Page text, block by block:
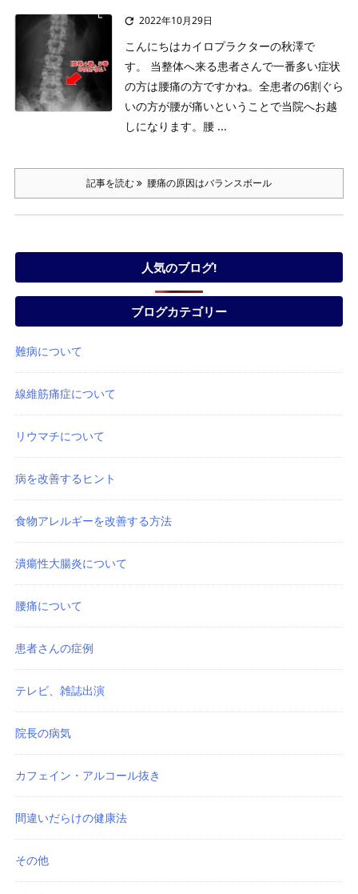
 2022年10月29日
こんにちはカイロプラクターの秋澤で
す。
当整体へ来る患者さんで一番多い症状
の方は腰痛の方ですかね。 全患者の6割ぐら
いの方が腰が痛いということで当院へお越
しになります。 腰 ...
記事を読む 腰痛の原因はバランスボール
人気のブログ!
ブログカテゴリー
難病について
線維筋痛症について
リウマチについて
病を改善するヒント
食物アレルギーを改善する方法
潰瘍性大腸炎について
腰痛について
患者さんの症例
テレビ、雑誌出演
院長の病気
カフェイン・アルコール抜き
間違いだらけの健康法
その他